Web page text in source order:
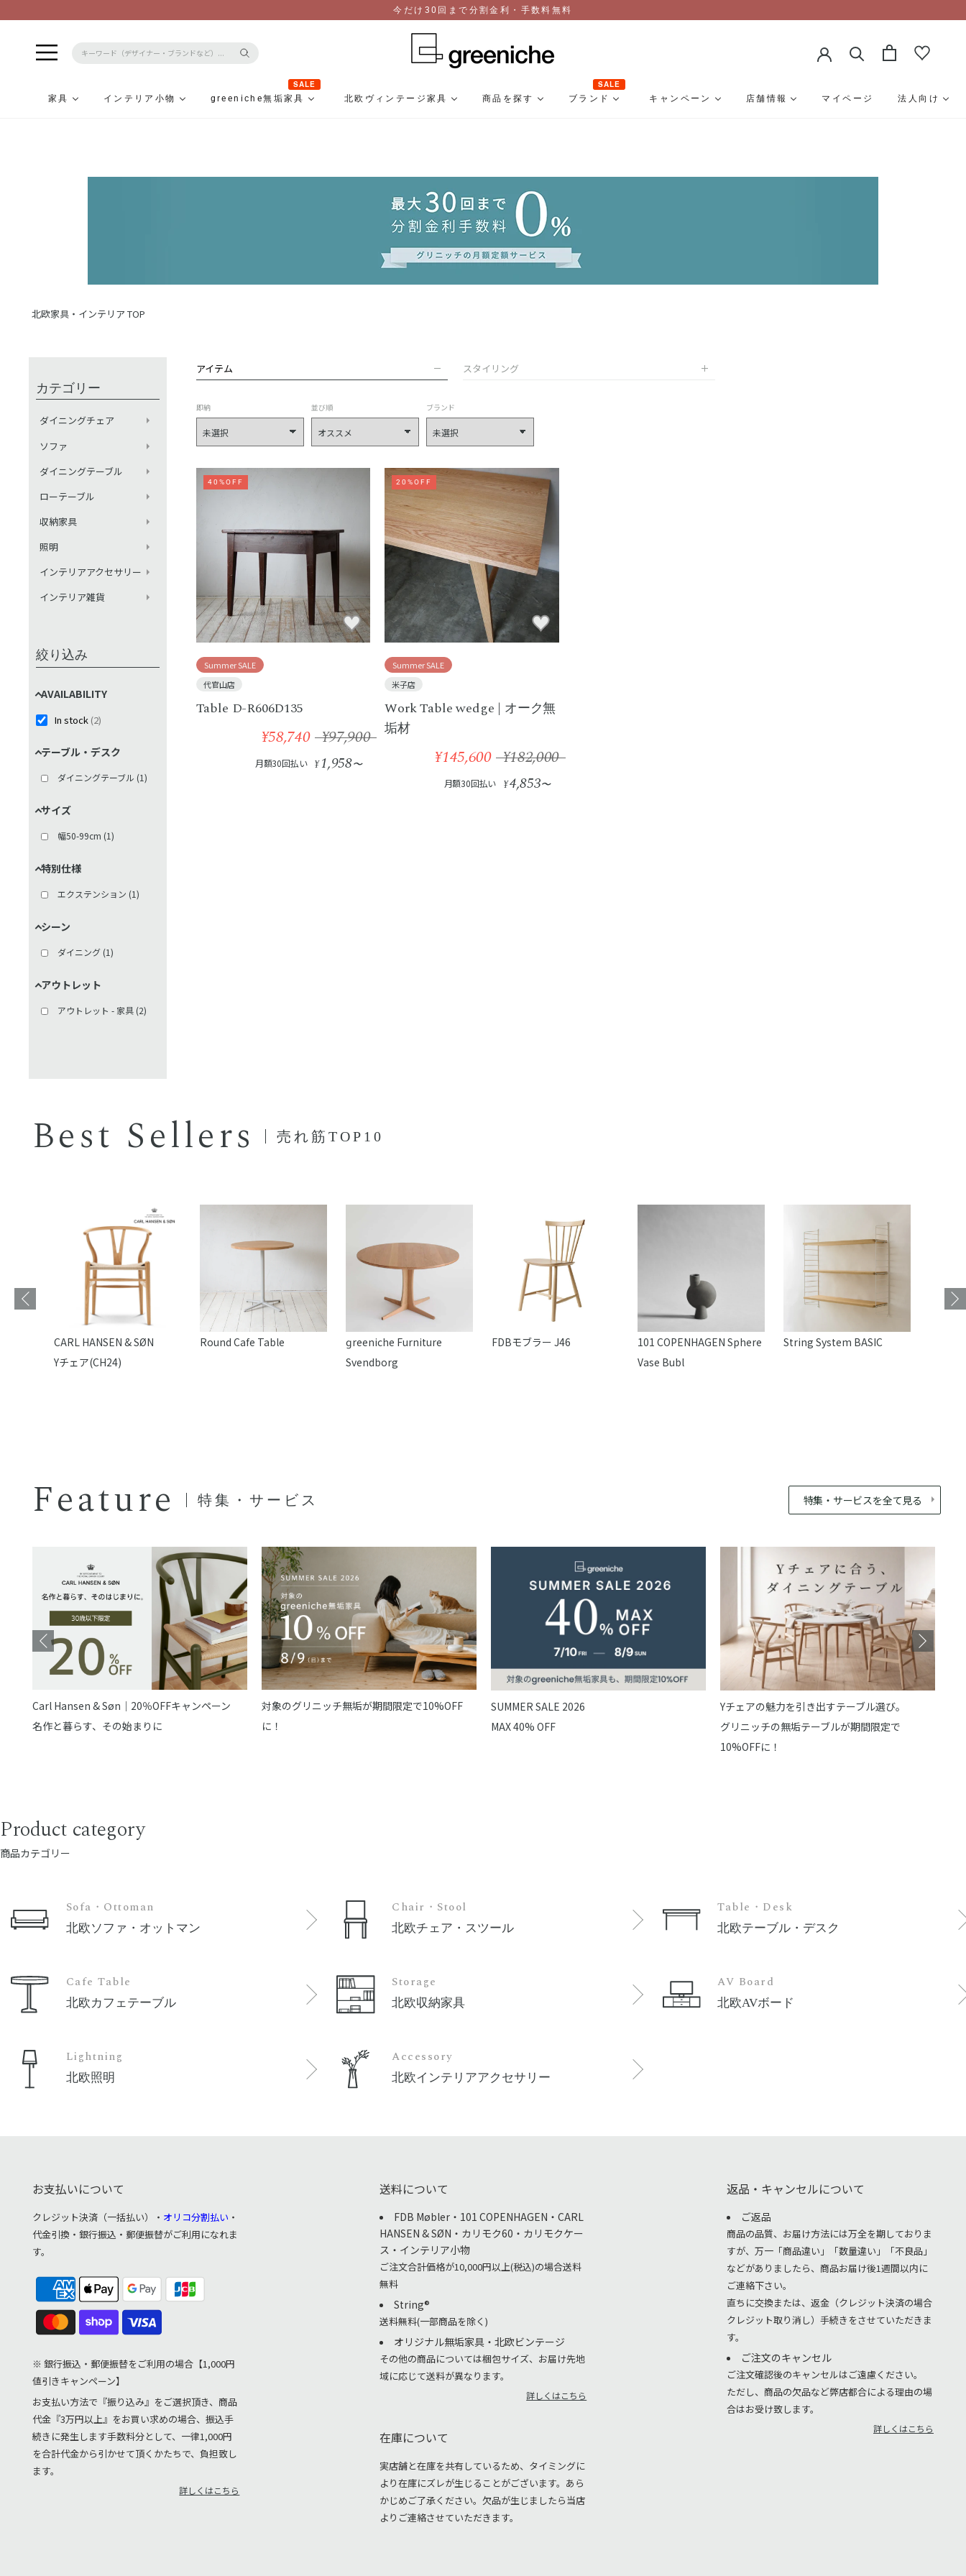
今だけ30回まで分割金利・手数料無料
家具 インテリア小物 greeniche無垢家具
SALE
北欧ヴィンテージ家具
商品を探す ブランド
SALE
キャンペーン
店舗情報 マイページ 法人向け
北欧家具・インテリア TOP
カテゴリー
ダイニングチェア
ソファ
ダイニングテーブル
ローテーブル
収納家具
照明
インテリアアクセサリー
インテリア雑貨
絞り込み
AVAILABILITY
In stock (2)
テーブル・デスク
ダイニングテーブル (1)
サイズ
幅50-99cm (1)
特別仕様
エクステンション (1)
シーン
ダイニング (1)
アウトレット
アウトレット - 家具 (2)
アイテム スタイリング
即納 並び順 ブランド
40%OFF
Summer SALE
代官山店
Table D-R606D135
¥58,740 ¥97,900
月額30回払い ¥1,958〜
20%OFF
Summer SALE
米子店
Work Table wedge | オーク無
垢材
¥145,600 ¥182,000
月額30回払い ¥4,853〜
Best Sellers 売れ筋TOP10
CARL HANSEN & SØN
Yチェア(CH24)
Round Cafe Table
reeniche Furniture
Svendborg
FDBモブラー J46
101 COPENHAGEN Sphere
Vase Bubl
String System BASIC
Feature 特集・サービス 特集・サービスを全て見る
Carl Hansen & Søn｜20％OFFキャンペーン
名作と暮らす、その始まりに
対象のグリニッチ無垢が期間限定で10%OFF
に！
SUMMER SALE 2026
MAX 40% OFF
Yチェアの魅力を引き出すテーブル選び。
グリニッチの無垢テーブルが期間限定で
10%OFFに！
Product category
商品カテゴリー
Sofa・Ottoman
北欧ソファ・オットマン
Chair・Stool
北欧チェア・スツール
Table・Desk
北欧テーブル・デスク
Cafe Table
北欧カフェテーブル
Storage
北欧収納家具
AV Board
北欧AVボード
Lightning
北欧照明
Accessory
北欧インテリアアクセサリー
お支払いについて
クレジット決済（一括払い）・ オリコ分割払い ・
代金引換・銀行振込・郵便振替がご利用になれま
す。
※ 銀行振込・郵便振替をご利用の場合【1,000円
値引きキャンペーン】
お支払い方法で『振り込み』をご選択頂き、商品
代金『3万円以上』をお買い求めの場合、振込手
続きに発生します手数料分として、一律1,000円
を合計代金から引かせて頂くかたちで、負担致し
ます。
詳しくはこちら
送料について
FDB Møbler・101 COPENHAGEN・CARL
HANSEN & SØN・カリモク60・カリモクケー
ス・インテリア小物
ご注文合計価格が10,000円以上(税込)の場合送料
無料
String®︎
送料無料(一部商品を除く)
オリジナル無垢家具・北欧ビンテージ
その他の商品については梱包サイズ、お届け先地
域に応じて送料が異なります。
詳しくはこちら
在庫について
実店舗と在庫を共有しているため、タイミングに
より在庫にズレが生じることがございます。あら
かじめご了承ください。欠品が生じましたら当店
よりご連絡させていただきます。
返品・キャンセルについて
ご返品
商品の品質、お届け方法には万全を期しておりま
すが、万一「商品違い」「数量違い」「不良品」
などがありましたら、商品お届け後1週間以内に
ご連絡下さい。
直ちに交換または、返金（クレジット決済の場合
クレジット取り消し）手続きをさせていただきま
す。
ご注文のキャンセル
ご注文確認後のキャンセルはご遠慮ください。
ただし、商品の欠品など弊店都合による理由の場
合はお受け致します。
詳しくはこちら